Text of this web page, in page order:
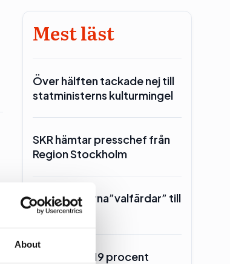
About
Mest läst
Över hälften tackade nej till
statministerns kulturmingel
SKR hämtar presschef från
Region Stockholm
Toppolitikerna”valfärdar” till
Piteå
Burson upp 19 procent